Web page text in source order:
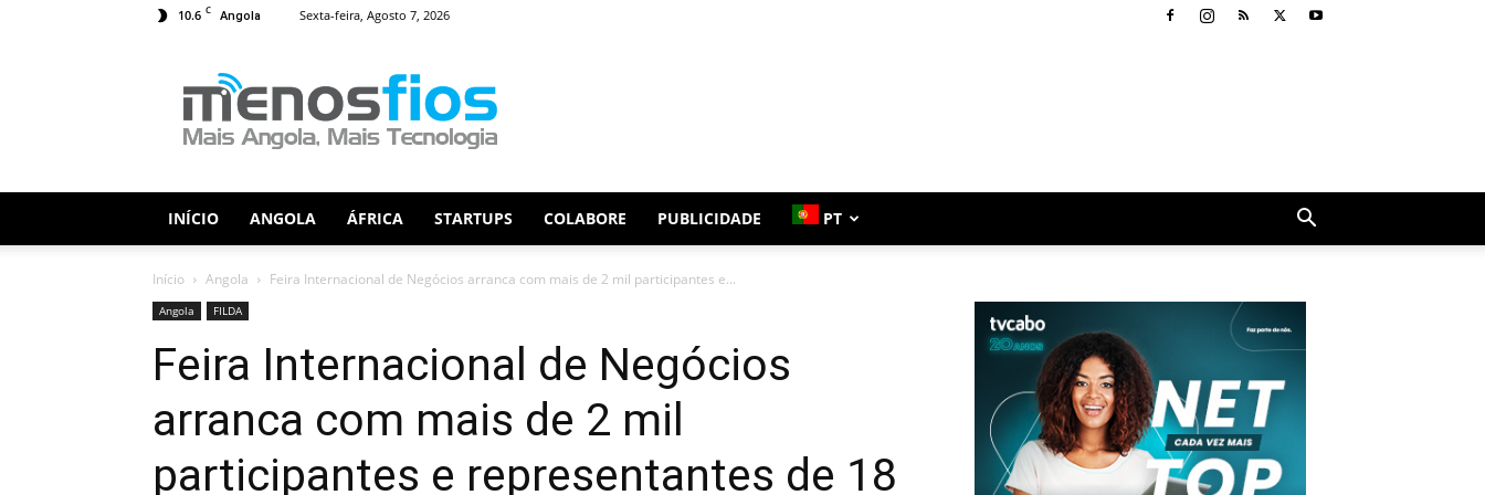
10.6 C Angola Sexta-feira, Agosto 7, 2026
Fios
INÍCIO ANGOLA ÁFRICA STARTUPS COLABORE PUBLICIDADE PT
Início Angola Feira Internacional de Negócios arranca com mais de 2 mil participantes e...
Angola FILDA
Feira Internacional de Negócios
arranca com mais de 2 mil
participantes e representantes de 18